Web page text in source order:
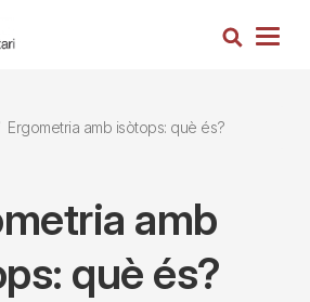
Cerca
Ergometria amb isòtops: què és?
amb
què és?